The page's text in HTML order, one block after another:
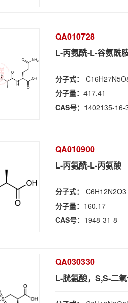
QA010728
L-丙氨酰-L-谷氨酰
分子式：
分子量：417.41
CAS号： 1402135-16-
QA010900
L-丙氨酰-L-丙氨酸
分子式：C6H12N2O3
分子量： 160.17
CAS号： 1948-31-8
QA030330
L-胱氨酸，S,S-二